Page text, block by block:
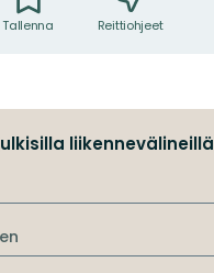
Tallenna Reittiohjeet
liikennevälineillä